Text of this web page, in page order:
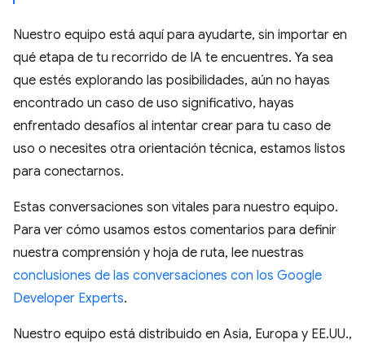
Nuestro equipo está aquí para ayudarte, sin importar en
qué etapa de tu recorrido de IA te encuentres. Ya sea
que estés explorando las posibilidades, aún no hayas
encontrado un caso de uso significativo, hayas
enfrentado desafíos al intentar crear para tu caso de
uso o necesites otra orientación técnica, estamos listos
para conectarnos.
Estas conversaciones son vitales para nuestro equipo.
Para ver cómo usamos estos comentarios para definir
nuestra comprensión y hoja de ruta, lee nuestras
conclusiones de las conversaciones con los Google
Developer Experts.
Nuestro equipo está distribuido en Asia, Europa y EE.UU.,